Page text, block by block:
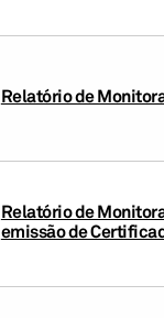
Relatório de
Relatório de
emissão de